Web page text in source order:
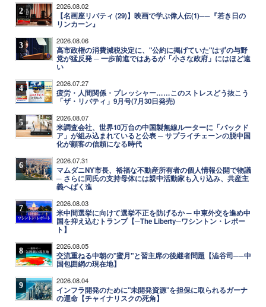
2 2026.08.02
【名画座リバティ (29)】映画で学ぶ偉人伝(1)──『若き日の
リンカーン』
3 2026.08.06
高市政権の消費減税決定に、"公約に掲げていた"はずの与野
党が猛反発 ─ 一歩前進ではあるが「小さな政府」にはほど遠
い
4 2026.07.27
疲労・人間関係・プレッシャー……このストレスどう抜こう
「ザ・リバティ」9月号(7月30日発売)
5 2026.08.07
米調査会社、世界10万台の中国製無線ルーターに「バックド
ア」が組み込まれていると公表 ─ サプライチェーンの脱中国
化が顧客の信頼になる時代
6 2026.07.31
マムダニNY市長、裕福な不動産所有者の個人情報公開で物議
─ さらに同氏の支持母体には親中活動家も入り込み、共産主
義へばく進
7 2026.08.03
米中間選挙に向けて選挙不正を防げるか ─ 中東外交を進め中
国を抑え込むトランプ【─The Liberty─ワシントン・レポー
ト】
8 2026.08.05
交流重ねる中朝の"蜜月"と習主席の後継者問題【澁谷司──中
国包囲網の現在地】
9 2026.08.04
インフラ開発のために"未開発資源"を担保に取られるガーナ
の運命【チャイナリスクの死角】